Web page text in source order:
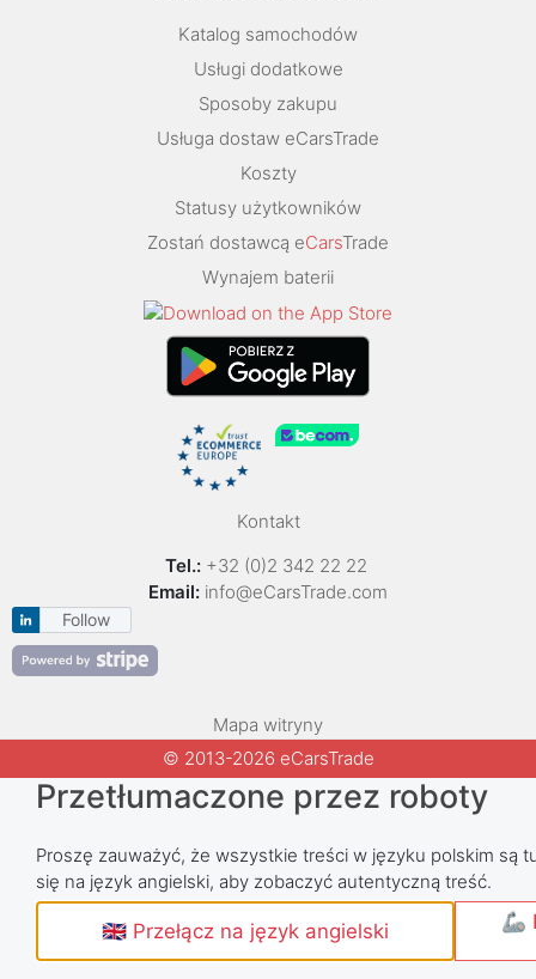
Katalog samochodów
Usługi dodatkowe
Sposoby zakupu
Usługa dostaw eCarsTrade
Koszty
Statusy użytkowników
Zostań dostawcą eCarsTrade
Wynajem baterii
Kontakt
Tel.: +32 (0)2 342 22 22
Email: info@eCarsTrade.com
Follow
Mapa witryny
© 2013-2026 eCarsTrade
Przetłumaczone przez roboty
Proszę zauważyć, że wszystkie treści w języku polskim są
się na język angielski, aby zobaczyć autentyczną treść.
🇬🇧 Przełącz na język angielski 🦾